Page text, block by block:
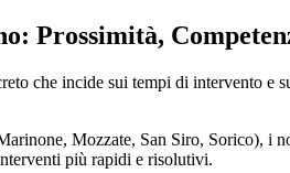
Prossimità,
che incide sui tempi di intervento
Mozzate, San Siro, Sorico), i
più rapidi e risolutivi.